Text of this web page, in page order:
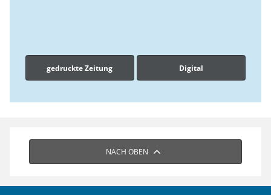
gedruckte Zeitung Digital
NACH OBEN